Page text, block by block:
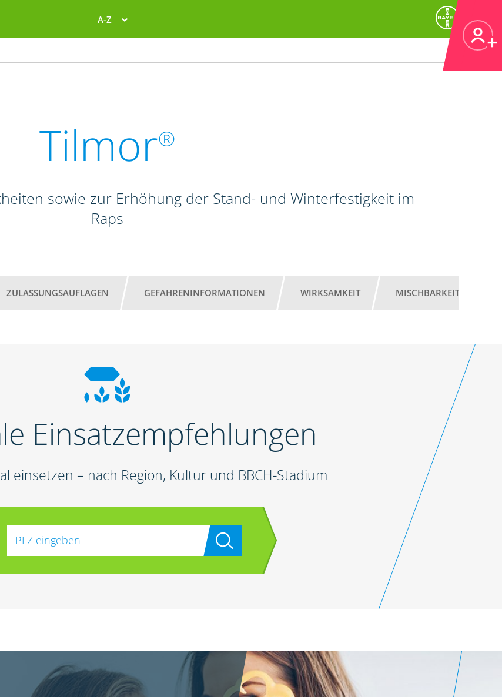
A-Z
Tilmor®
sowie zur Erhöhung der Stand- und Winterfestigkeit im
Raps
ZULASSUNGSAUFLAGEN GEFAHRENINFORMATIONEN WIRKSAMKEIT MISCHBARKEIT
Einsatzempfehlungen
einsetzen – nach Region, Kultur und BBCH-Stadium